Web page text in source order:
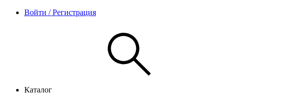
Войти / Регистрация
Каталог